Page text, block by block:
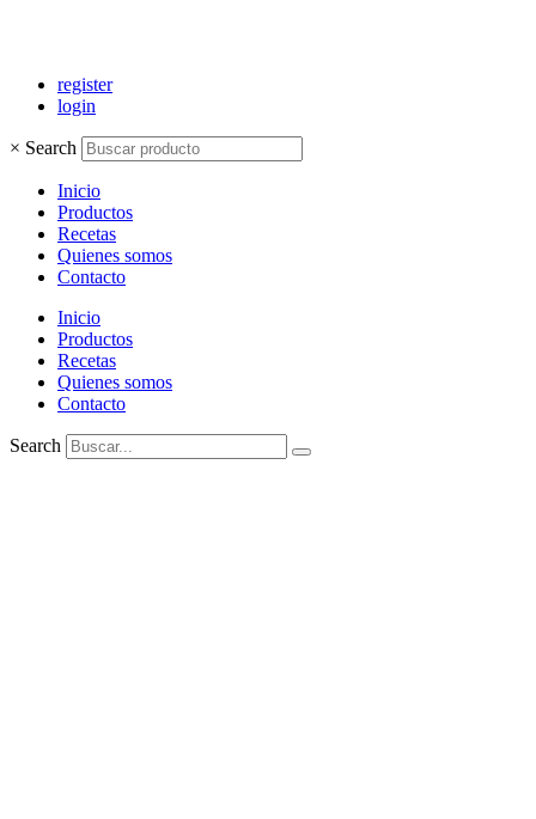
register
login
× Search
Inicio
Productos
Recetas
Quienes somos
Contacto
Inicio
Productos
Recetas
Quienes somos
Contacto
Search